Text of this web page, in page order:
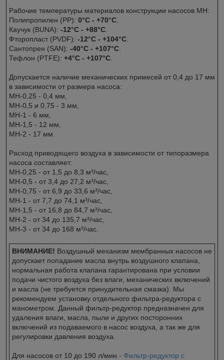
Рабочие температуры материалов конструкции насосов МН:
Полипропилен (PP): 0°C - +70°C
Каучук (BUNA): -12°C - +88°C
Фторопласт (PVDF): -12°C - +104°C
Сантопрен (SAN): -40°C - +107°C
Тефлон (PTFE): +4°C - +107°C
Допускается наличие механических примесей от 0,4 до 17 мм
в зависимости от размера насоса:
МН-0,25 - 0,4 мм,
МН-0,5 и 0,75 - 3 мм,
МН-1 - 6 мм,
МН-1,5 - 12 мм,
МН-2 - 17 мм.
Расход приводящего воздуха в зависимости от типоразмера
насоса составляет:
МН-0,25 - от 1,5 до 8,3 м³/час,
МН-0,5 - от 3,4 до 27,2 м³/час,
МН-0,75 - от 6,9 до 33,6 м³/час,
МН-1 - от 7,7 до 74,1 м³/час,
МН-1,5 - от 16,8 до 84,7 м³/час,
МН-2 - от 34 до 135,7 м³/час,
МН-3 - от 34 до 168 м³/час.
ВНИМАНИЕ! Воздушный механизм мембранных насосов не
допускает попадание масла внутрь воздушного клапана,
нормальная работа клапана гарантирована при условии
подачи чистого воздуха без влаги, механических включений
и масла (не требуется принудительная смазка). Мы
рекомендуем установку отдельного фильтра-редуктора с
манометром. Данный фильтр-редуктор предназначен для
удаления влаги, масла, пыли и других посторонних
включений из подаваемого в насос воздуха, а так же для
регулировки давления воздуха.
Для насосов от 10 до 190 л/мин - Фильтр-редуктор с